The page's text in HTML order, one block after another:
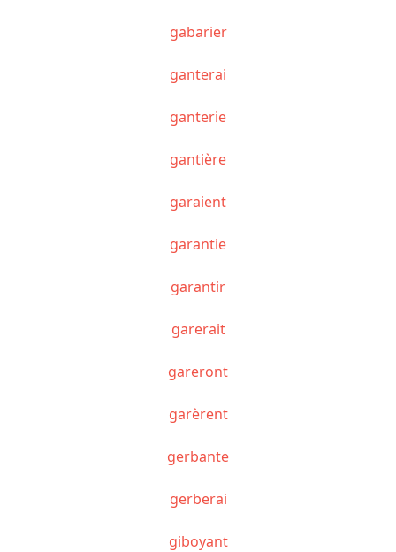
gabarier
ganterai
ganterie
gantière
garaient
garantie
garantir
garerait
gareront
garèrent
gerbante
gerberai
giboyant